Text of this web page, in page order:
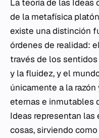
La teoría de las
de la metafísica
existe una distinción
órdenes de realidad:
través de los
y la fluidez, y el
únicamente a la
eternas e inmutables
Ideas representan las
cosas, sirviendo